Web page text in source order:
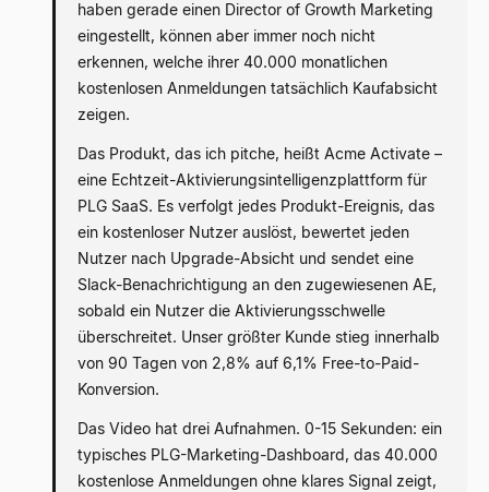
haben gerade einen Director of Growth Marketing
eingestellt, können aber immer noch nicht
erkennen, welche ihrer 40.000 monatlichen
kostenlosen Anmeldungen tatsächlich Kaufabsicht
zeigen.
Das Produkt, das ich pitche, heißt Acme Activate –
eine Echtzeit-Aktivierungsintelligenzplattform für
PLG SaaS. Es verfolgt jedes Produkt-Ereignis, das
ein kostenloser Nutzer auslöst, bewertet jeden
Nutzer nach Upgrade-Absicht und sendet eine
Slack-Benachrichtigung an den zugewiesenen AE,
sobald ein Nutzer die Aktivierungsschwelle
überschreitet. Unser größter Kunde stieg innerhalb
von 90 Tagen von 2,8% auf 6,1% Free-to-Paid-
Konversion.
Das Video hat drei Aufnahmen. 0-15 Sekunden: ein
typisches PLG-Marketing-Dashboard, das 40.000
kostenlose Anmeldungen ohne klares Signal zeigt,